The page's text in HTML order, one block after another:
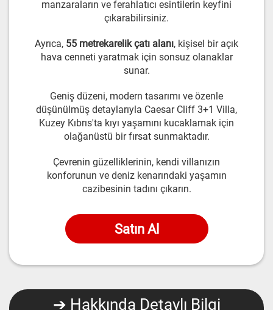
manzaraların ve ferahlatıcı esintilerin keyfini
çıkarabilirsiniz.
Ayrıca, 55 metrekarelik çatı alanı, kişisel bir açık
hava cenneti yaratmak için sonsuz olanaklar
sunar.
Geniş düzeni, modern tasarımı ve özenle
düşünülmüş detaylarıyla Caesar Cliff 3+1 Villa,
Kuzey Kıbrıs'ta kıyı yaşamını kucaklamak için
olağanüstü bir fırsat sunmaktadır.
Çevrenin güzelliklerinin, kendi villanızın
konforunun ve deniz kenarındaki yaşamın
cazibesinin tadını çıkarın.
Satın Al
➔ Hakkında Detaylı Bilgi